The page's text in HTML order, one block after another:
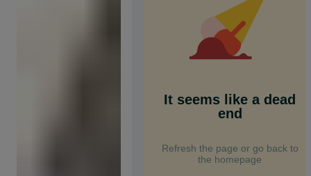
It seems like a dead
end
Refresh the page or go back to
the homepage